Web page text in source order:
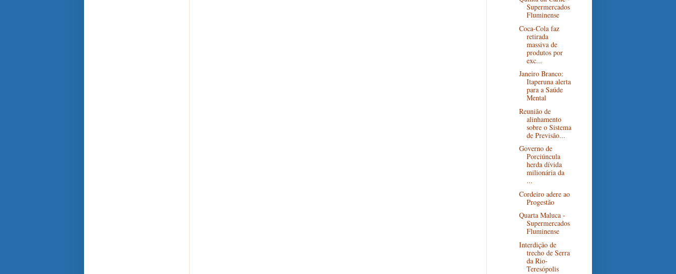
Supermercados
Fluminense
Coca-Cola faz
retirada
massiva de
produtos por
exc...
Janeiro Branco:
Itaperuna alerta
para a Saúde
Mental
Reunião de
alinhamento
sobre o Sistema
de Previsão...
Governo de
Porciúncula
herda dívida
milionária da
...
Cordeiro adere ao
Progestão
Quarta Maluca -
Supermercados
Fluminense
Interdição de
trecho de Serra
da Rio-
Teresópolis